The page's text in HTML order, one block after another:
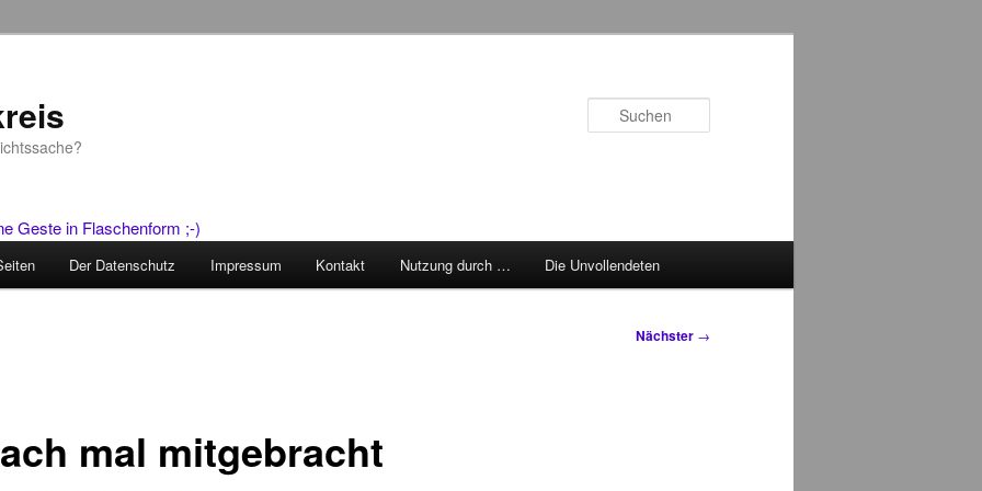
Der Datenschutz Impressum Kontakt Nutzung durch … Die Unvollendeten
Nächster →
mal mitgebracht